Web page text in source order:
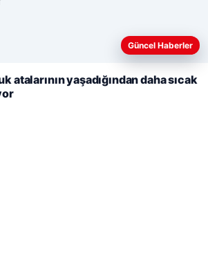
| Güncel Haberler
daha iyi anlayabilmek,
Et
Güncel Haberler
atalarının yaşadığından daha sıcak